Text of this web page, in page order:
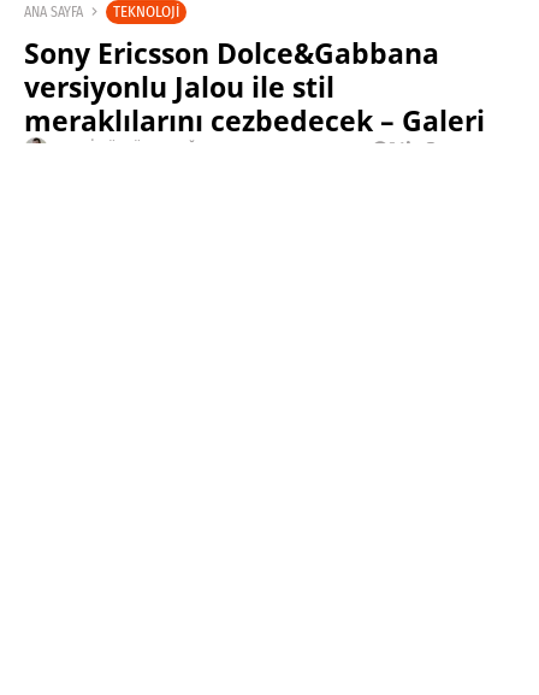
ANA SAYFA TEKNOLOJI
Sony Ericsson Dolce&Gabbana
versiyonlu Jalou ile stil
meraklılarını cezbedecek – Galeri